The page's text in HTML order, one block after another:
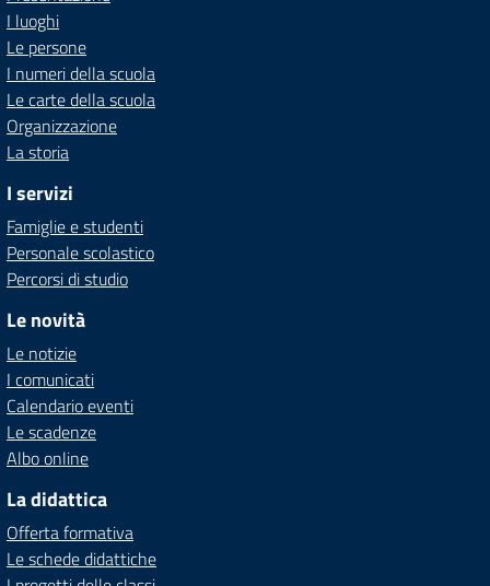
I luoghi
Le persone
I numeri della scuola
Le carte della scuola
Organizzazione
La storia
I servizi
Famiglie e studenti
Personale scolastico
Percorsi di studio
Le novità
Le notizie
I comunicati
Calendario eventi
Le scadenze
Albo online
La didattica
Offerta formativa
Le schede didattiche